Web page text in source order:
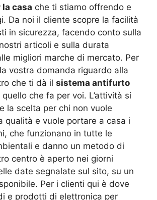
casa che ti stiamo offrendo e
Da noi il cliente scopre la facilità
in sicurezza, facendo conto sulla
articoli e sulla durata
migliori marche di mercato. Per
vostra domanda riguardo alla
che ti dà il sistema antifurto
quello che fa per voi. L’attività si
la scelta per chi non vuole
qualità e vuole portare a casa i
che funzionano in tutte le
e danno un metodo di
centro è aperto nei giorni
date segnalate sul sito, su un
Per i clienti qui è dove
e prodotti di elettronica per